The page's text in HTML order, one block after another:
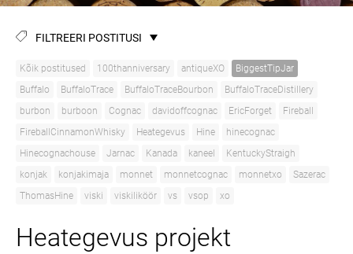
FILTREERI POSTITUSI
Kõik postitused 100thanniversary antiqueXO
BiggestTipJar
Buffalo
BuffaloTrace BuffaloTraceBourbon
BuffaloTraceDistillery
burbon
burboon Cognac davidoffcognac EricForget
Fireball
FireballCinnamonWhisky
Heategevus Hine
hinecognac
Hinecognachouse
Jarnac Kanada kaneel
KentuckyStraigh
konjak
konjakimaja monnet monnetcognac monnetxo
Sazerac
ThomasHine
viski viskiliköör vs vsop xo
Heategevus projekt